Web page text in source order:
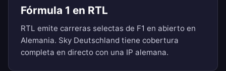
Fórmula 1 en RTL
RTL emite carreras selectas de F1 en abierto en
Alemania. Sky Deutschland tiene cobertura
completa en directo con una IP alemana.